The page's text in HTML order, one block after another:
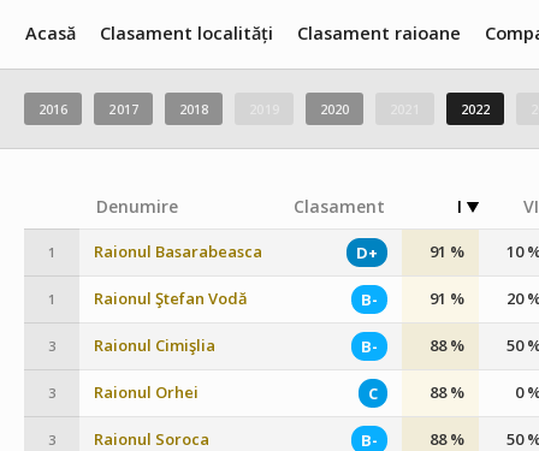
Acasă Clasament localități Clasament raioane
2016 2017 2018 2020 2022
Denumire Clasament I VI
1 Raionul Basarabeasca D+ 91 % 10
1 Raionul Ştefan Vodă B- 91 % 20
3 Raionul Cimişlia B- 88 % 50
3 Raionul Orhei C 88 % 0
3 Raionul Soroca B- 88 % 50